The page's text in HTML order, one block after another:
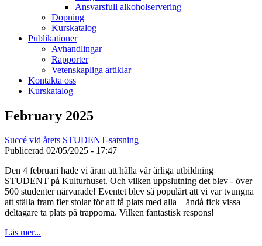
Ansvarsfull alkoholservering
Dopning
Kurskatalog
Publikationer
Avhandlingar
Rapporter
Vetenskapliga artiklar
Kontakta oss
Kurskatalog
February 2025
Succé vid årets STUDENT-satsning
Publicerad 02/05/2025 - 17:47
Den 4 februari hade vi äran att hålla vår årliga utbildning
STUDENT på Kulturhuset. Och vilken uppslutning det blev - över
500 studenter närvarade! Eventet blev så populärt att vi var tvungna
att ställa fram fler stolar för att få plats med alla – ändå fick vissa
deltagare ta plats på trapporna. Vilken fantastisk respons!
Läs mer...